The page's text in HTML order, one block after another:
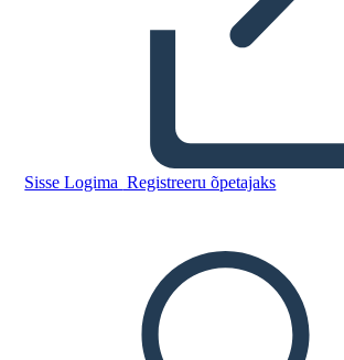
Sisse Logima Registreeru õpetajaks
see süžeeskeemid
LUUA STORYBOARD
LOE MULLE